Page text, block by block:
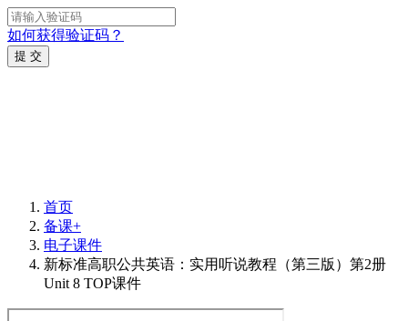
如何获得验证码？
提 交
首页
备课+
电子课件
新标准高职公共英语：实用听说教程（第三版）第2册
Unit 8 TOP课件